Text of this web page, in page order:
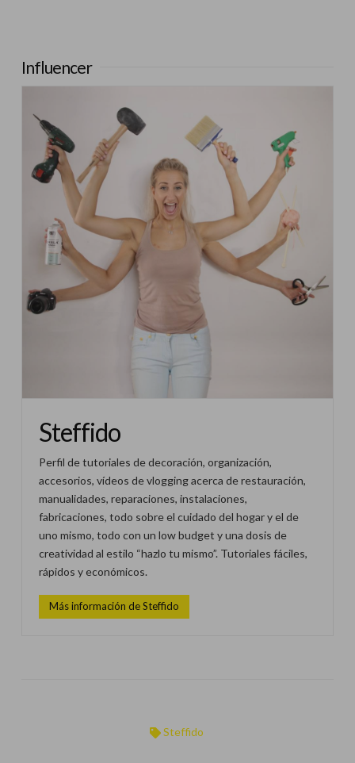
Influencer
Steffido
Perfil de tutoriales de decoración, organización,
accesorios, vídeos de vlogging acerca de restauración,
manualidades, reparaciones, instalaciones,
fabricaciones, todo sobre el cuidado del hogar y el de
uno mismo, todo con un low budget y una dosis de
creatividad al estilo “hazlo tu mismo”. Tutoriales fáciles,
rápidos y económicos.
Más información de Steffido
Steffido